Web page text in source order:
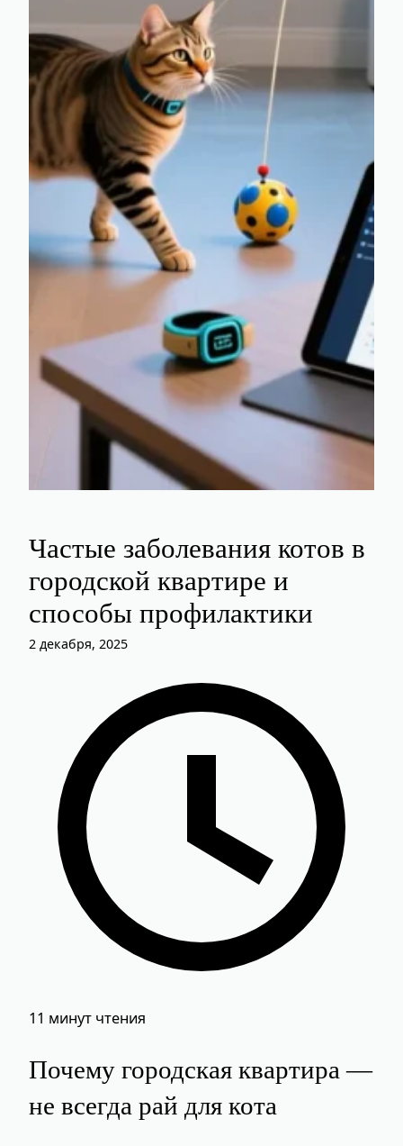
Частые заболевания котов в
городской квартире и
способы профилактики
2 декабря, 2025
11 минут чтения
Почему городская квартира —
не всегда рай для кота